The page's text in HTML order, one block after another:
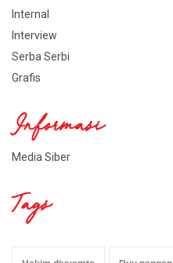
Internal
Interview
Serba Serbi
Grafis
Informasi
Media Siber
Tags